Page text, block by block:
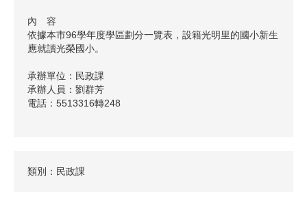
內 容
依據本市96學年度學區劃分一覽表，設籍光明里的國小新生
應就讀光榮國小。
承辦單位：民政課
承辦人員：劉群芳
電話：5513316轉248
類別：民政課